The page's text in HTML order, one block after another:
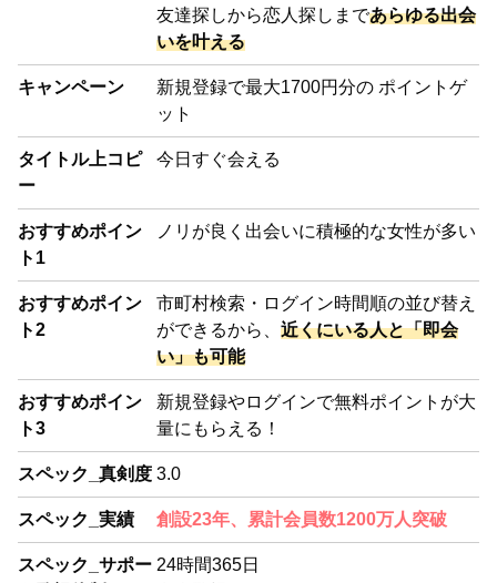
友達探しから恋人探しまであらゆる出会
いを叶える
キャンペーン 新規登録で最大1700円分の ポイントゲ
ット
タイトル上コピ
ー
今日すぐ会える
おすすめポイン
ト1
ノリが良く 出会いに積極的な女性が多い
おすすめポイン
ト2
市町村検索・ログイン時間順の並び替え
ができるから、 近くにいる人と「即会
い」も可能
おすすめポイン
ト3
新規登録やログインで無料ポイントが大
量にもらえる！
スペック_真剣度 3.0
スペック_実績 創設23年、累計会員数1200万人突破
スペック_サポー 24時間365日